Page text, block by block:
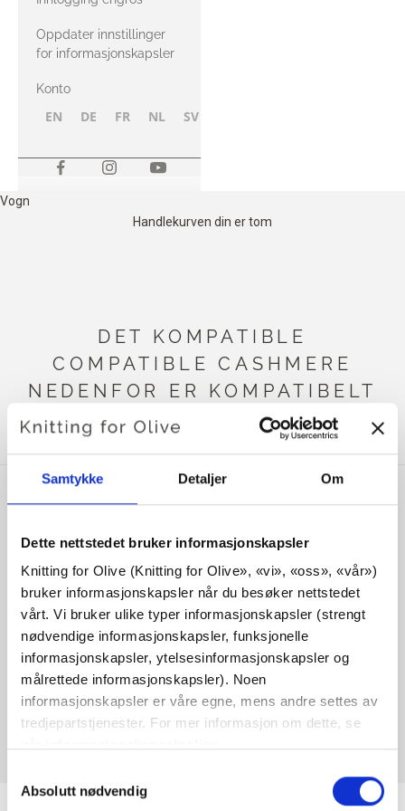
Samtykke Detaljer Om
Dette nettstedet bruker informasjonskapsler
Knitting for Olive (Knitting for Olive», «vi», «oss», «vår»)
bruker informasjonskapsler når du besøker nettstedet
vårt. Vi bruker ulike typer informasjonskapsler (strengt
nødvendige informasjonskapsler, funksjonelle
informasjonskapsler, ytelsesinformasjonskapsler og
målrettede informasjonskapsler). Noen
informasjonskapsler er våre egne, mens andre settes av
tredjepartstjenester. For mer informasjon om dette, se
som ikke er nødvendige for at nettstedet skal fungere.
avAbsolutt nødvendig
Oppdater innstillinger
for informasjonskapsler
Konto
EN DE FR NL SV
Vogn
Handlekurven din er tom
DET KOMPATIBLE
COMPATIBLE CASHMERE
NEDENFOR ER KOMPATIBELT
MED DENNE HEAVY MERINO
KNITTING FOR OLIVE
COMPATIBLE CASHMERE -
POWDER